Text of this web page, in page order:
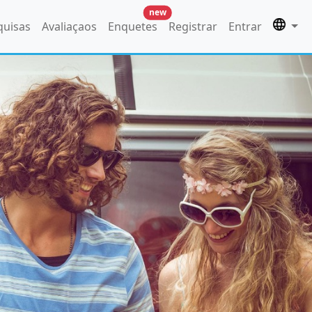
Avaliaçaos Enquetes
new
Registrar Entrar